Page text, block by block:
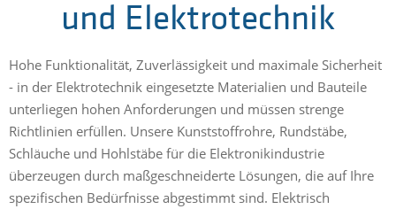
und Elektrotechnik
Hohe Funktionalität, Zuverlässigkeit und maximale Sicherheit
- in der Elektrotechnik eingesetzte Materialien und Bauteile
unterliegen hohen Anforderungen und müssen strenge
Richtlinien erfüllen. Unsere Kunststoffrohre, Rundstäbe,
Schläuche und Hohlstäbe für die Elektronikindustrie
überzeugen durch maßgeschneiderte Lösungen, die auf Ihre
spezifischen Bedürfnisse abgestimmt sind. Elektrisch